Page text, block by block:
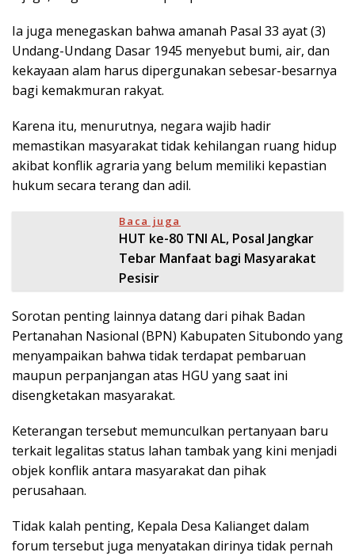
Ia juga menegaskan bahwa amanah Pasal 33 ayat (3)
Undang-Undang Dasar 1945 menyebut bumi, air, dan
kekayaan alam harus dipergunakan sebesar-besarnya
bagi kemakmuran rakyat.
Karena itu, menurutnya, negara wajib hadir
memastikan masyarakat tidak kehilangan ruang hidup
akibat konflik agraria yang belum memiliki kepastian
hukum secara terang dan adil.
Baca juga
HUT ke-80 TNI AL, Posal Jangkar
Tebar Manfaat bagi Masyarakat
Pesisir
Sorotan penting lainnya datang dari pihak Badan
Pertanahan Nasional (BPN) Kabupaten Situbondo yang
menyampaikan bahwa tidak terdapat pembaruan
maupun perpanjangan atas HGU yang saat ini
disengketakan masyarakat.
Keterangan tersebut memunculkan pertanyaan baru
terkait legalitas status lahan tambak yang kini menjadi
objek konflik antara masyarakat dan pihak
perusahaan.
Tidak kalah penting, Kepala Desa Kalianget dalam
forum tersebut juga menyatakan dirinya tidak pernah